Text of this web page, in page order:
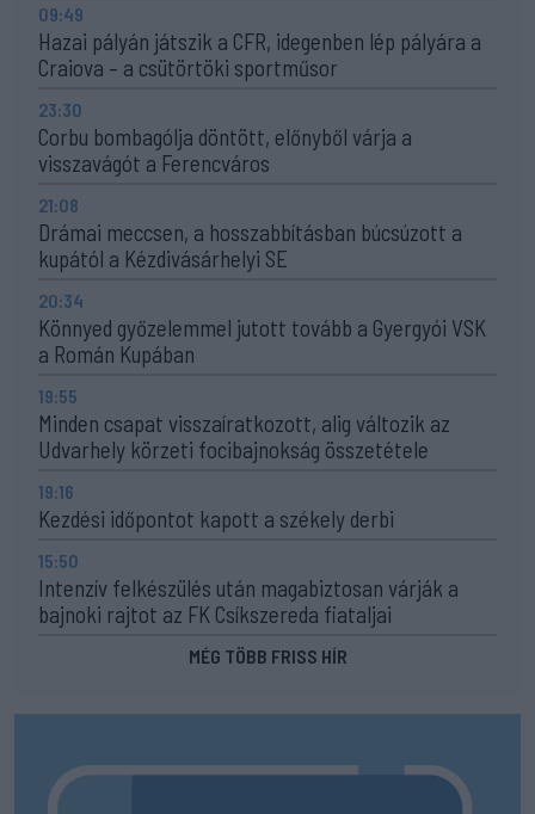
09:49
Hazai pályán játszik a CFR, idegenben lép pályára a
Craiova – a csütörtöki sportműsor
23:30
Corbu bombagólja döntött, előnyből várja a
visszavágót a Ferencváros
21:08
Drámai meccsen, a hosszabbításban búcsúzott a
kupától a Kézdivásárhelyi SE
20:34
Könnyed győzelemmel jutott tovább a Gyergyói VSK
a Román Kupában
19:55
Minden csapat visszaíratkozott, alig változik az
Udvarhely körzeti focibajnokság összetétele
19:16
Kezdési időpontot kapott a székely derbi
15:50
Intenzív felkészülés után magabiztosan várják a
bajnoki rajtot az FK Csíkszereda fiataljai
MÉG TÖBB FRISS HÍR